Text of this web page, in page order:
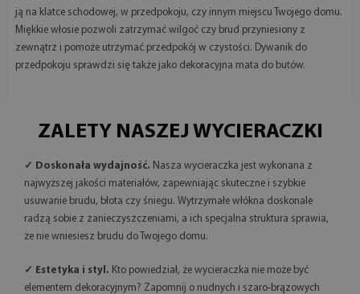
ją na klatce schodowej, w przedpokoju, czy innym miejscu Twojego domu.
Miękkie włosie pozwoli zatrzymać wilgoć czy brud przyniesiony z
zewnątrz i pomoże utrzymać przedpokój w czystości. Dywanik do
przedpokoju sprawdzi się także jako dekoracyjna mata do butów.
ZALETY NASZEJ WYCIERACZKI
✓ Doskonała wydajność. Nasza wycieraczka jest wykonana z
najwyższej jakości materiałów, zapewniając skuteczne i szybkie
usuwanie brudu, błota czy śniegu. Wytrzymałe włókna doskonale
radzą sobie z zanieczyszczeniami, a ich specjalna struktura sprawia,
że nie wniesiesz brudu do Twojego domu.
✓ Estetyka i styl. Kto powiedział, że wycieraczka nie może być
elementem dekoracyjnym? Zapomnij o nudnych i szaro-brązowych